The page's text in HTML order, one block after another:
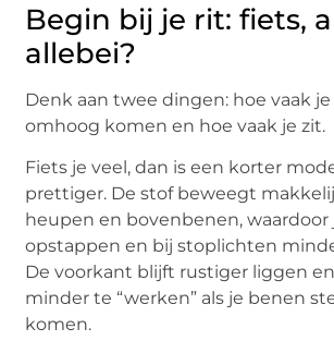
Begin bij je rit: fiets,
allebei?
Denk aan twee dingen: hoe vaak
omhoog komen en hoe vaak je zit.
Fiets je veel, dan is een korter
prettiger. De stof beweegt
heupen en bovenbenen, waardoor
opstappen en bij stoplichten
De voorkant blijft rustiger liggen
minder te “werken” als je benen
komen.